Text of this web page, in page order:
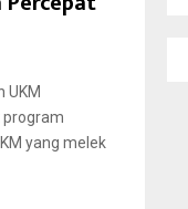
UKM
program
yang melek